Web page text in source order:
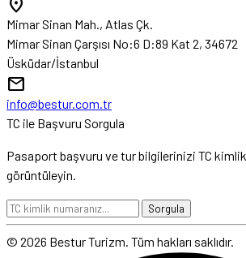
location_on
Mimar Sinan Mah., Atlas Çk.
Mimar Sinan Çarşısı No:6 D:89 Kat 2, 34672
Üsküdar/İstanbul
mail
info@bestur.com.tr
TC ile Başvuru Sorgula
Pasaport başvuru ve tur bilgilerinizi TC kimlik
görüntüleyin.
Sorgula
© 2026 Bestur Turizm. Tüm hakları saklıdır.